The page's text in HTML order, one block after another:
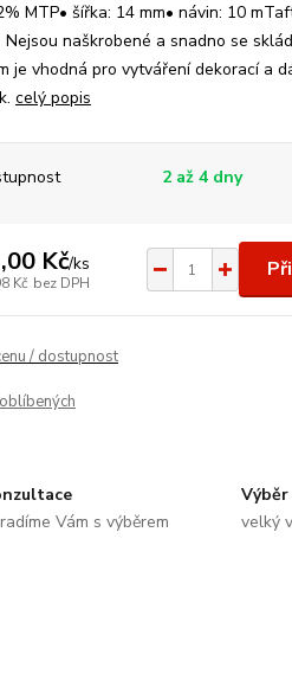
MTP• šířka: 14 mm• návin: 10
Nejsou naškrobené a snadno se
je vhodná pro vytváření dekorací a
celý popis
2 až 4 dny
Kč/ks
Kč bez DPH
/ dostupnost
Vám s výběrem
Výběr
velký